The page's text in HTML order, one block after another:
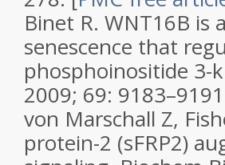
Binet R. WNT16B is
senescence that
phosphoinositide 3-
2009; 69:
von Marschall Z,
protein-2 (sFRP2)